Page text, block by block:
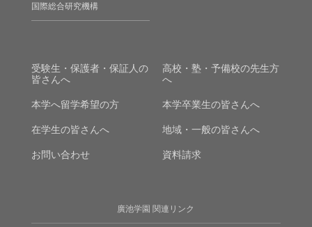
国際総合研究機構
受験生・保護者・保証人の
皆さんへ
高校・塾・予備校の先生方
へ
本学へ留学希望の方 本学卒業生の皆さんへ
在学生の皆さんへ 地域・一般の皆さんへ
お問い合わせ 資料請求
廣池学園 関連リンク